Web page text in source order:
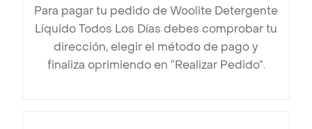
Para pagar tu pedido de Woolite Detergente
Líquido Todos Los Días debes comprobar tu
dirección, elegir el método de pago y
finaliza oprimiendo en “Realizar Pedido”.